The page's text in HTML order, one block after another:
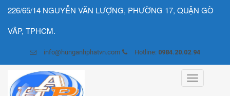
226/65/14 NGUYỄN VĂN LƯỢNG, PHƯỜNG 17, QUẬN GÒ
VÂP, TPHCM.
info@hunganhphatvn.com Hotline: 0984.20.02.94
Toggle
navigation